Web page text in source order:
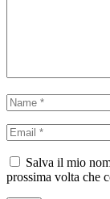
Salva il mio
prossima volta che